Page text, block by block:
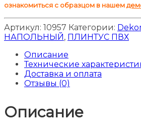
ознакомиться с образцом в нашем
Артикул: 10957 Категории:
НАПОЛЬНЫЙ, ПЛИНТУС ПВХ
Описание
Технические
Доставка и оплата
Отзывы (0)
Описание